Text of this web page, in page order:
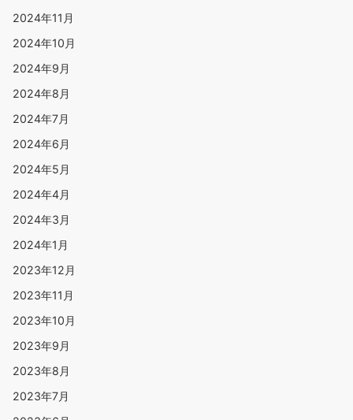
2024年11月
2024年10月
2024年9月
2024年8月
2024年7月
2024年6月
2024年5月
2024年4月
2024年3月
2024年1月
2023年12月
2023年11月
2023年10月
2023年9月
2023年8月
2023年7月